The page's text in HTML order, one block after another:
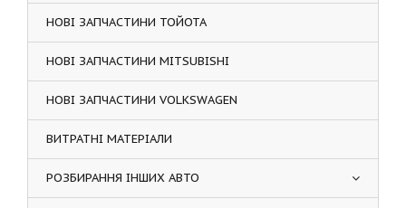
НОВІ ЗАПЧАСТИНИ ТОЙОТА
НОВІ ЗАПЧАСТИНИ MITSUBISHI
НОВІ ЗАПЧАСТИНИ VOLKSWAGEN
ВИТРАТНІ МАТЕРІАЛИ
РОЗБИРАННЯ ІНШИХ АВТО